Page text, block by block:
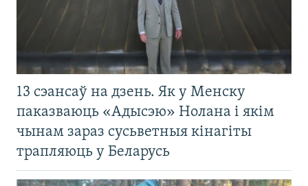
13 сэансаў на дзень. Як у Менску
паказваюць «Адысэю» Нолана і якім
чынам зараз сусьветныя кінагіты
трапляюць у Беларусь